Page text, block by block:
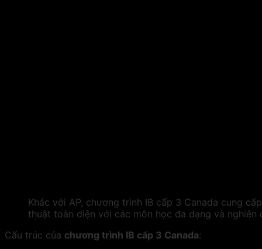
Khác với AP, chương trình IB cấp 3 Canada cung
thuật toàn diện với các môn học đa dạng và nghiên
Cấu trúc của chương trình IB cấp 3 Canada: